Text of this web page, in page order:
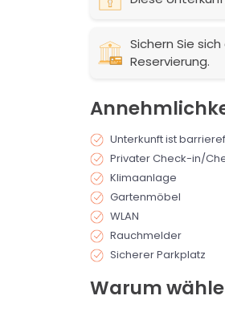
Sichern Sie
Reservierung.
Unterkunft ist
Privater Check-in/
Klimaanlage
Gartenmöbel
WLAN
Rauchmelder
Sicherer Parkplatz
Warum